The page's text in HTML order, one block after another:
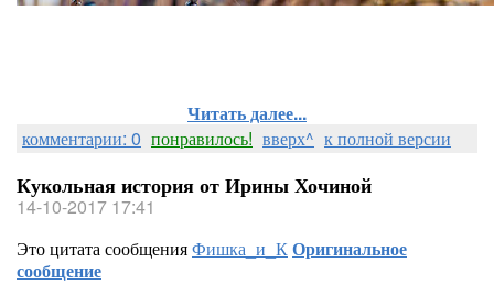
Читать далее...
комментарии: 0 понравилось! вверх^ к полной версии
Кукольная история от Ирины Хочиной
14-10-2017 17:41
Это цитата сообщенияФишка_и_КОригинальное
сообщение